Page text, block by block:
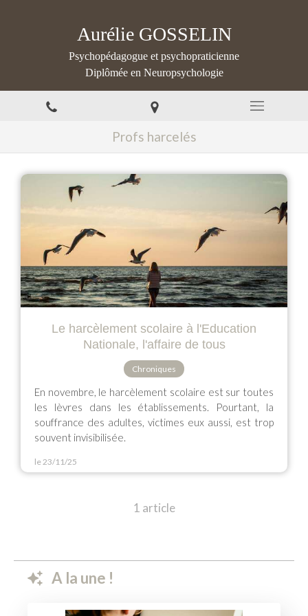
Aurélie GOSSELIN
Psychopédagogue et psychopraticienne
Diplômée en Neuropsychologie
Profs harcelés
Le harcèlement scolaire à l'Education
Nationale, l'affaire de tous
Chroniques
En novembre, le harcèlement scolaire est sur toutes
les lèvres dans les établissements. Pourtant, la
souffrance des adultes, victimes eux aussi, est trop
souvent invisibilisée.
le 23/11/25
1 article
A la une !